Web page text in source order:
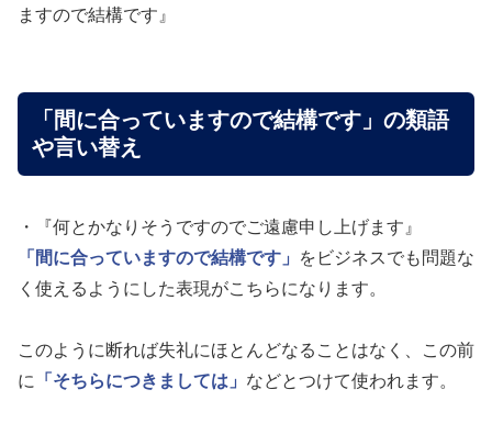
ますので結構です』
「間に合っていますので結構です」の類語
や言い替え
・『何とかなりそうですのでご遠慮申し上げます』
「間に合っていますので結構です」
をビジネスでも問題な
く使えるようにした表現がこちらになります。
このように断れば失礼にほとんどなることはなく、この前
に
「そちらにつきましては」 などとつけて使われます。